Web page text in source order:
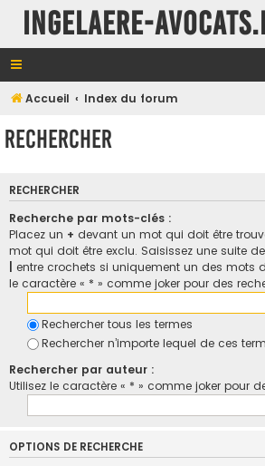
INGELAERE-
Accueil Index du forum
Rechercher
RECHERCHER
Recherche par mots-clés :
Placez un + devant un mot qui doit être
mot qui doit être exclu. Saisissez une suite
entre crochets si uniquement un des mots
le caractère « * » comme joker pour des
Rechercher tous les termes
Rechercher n’importe lequel de ces
Rechercher par auteur :
Utilisez le caractère « * » comme joker pour
OPTIONS DE RECHERCHE